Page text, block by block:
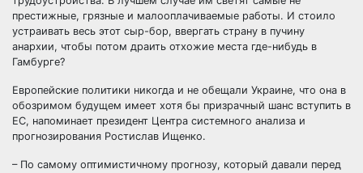
престижные, грязные и малооплачиваемые работы. И стоило
устраивать весь этот сыр-бор, ввергать страну в пучину
анархии, чтобы потом драить отхожие места где-нибудь в
Гамбурге?
Европейские политики никогда и не обещали Украине, что она в
обозримом будущем имеет хотя бы призрачный шанс вступить в
ЕС, напоминает президент Центра системного анализа и
прогнозирования Ростислав Ищенко.
– По самому оптимистичному прогнозу, который давали перед